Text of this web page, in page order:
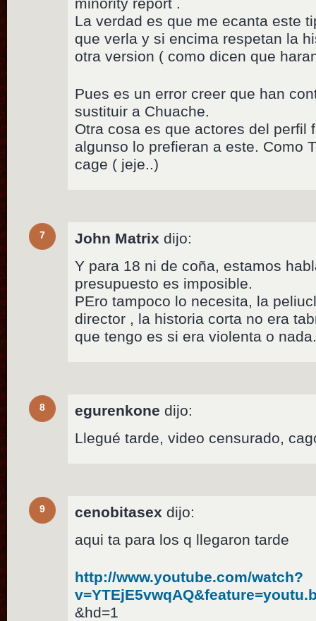
La verdad es que me ecanta este
que verla y si encima respetan la
otra version ( como dicen que
Pues es un error creer que han
sustituir a Chuache.
Otra cosa es que actores del perfil
algunso lo prefieran a este. Como
cage ( jeje..)
7 John Matrix dijo:
Y para 18 ni de coña, estamos
presupuesto es imposible.
PEro tampoco lo necesita, la
director , la historia corta no era
que tengo es si era violenta o
8 egurenkone dijo:
Llegué tarde, video censurado,
9 cenobitasex dijo:
aqui ta para los q llegaron tarde
http://www.youtube.com/watch?
&hd=1